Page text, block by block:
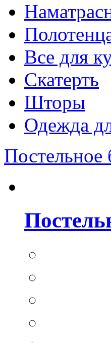
Все для
Скатерть
Шторы
Одежда
Постельное